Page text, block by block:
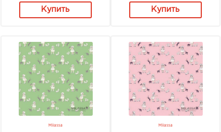
Купить Купить
Milassa Milassa